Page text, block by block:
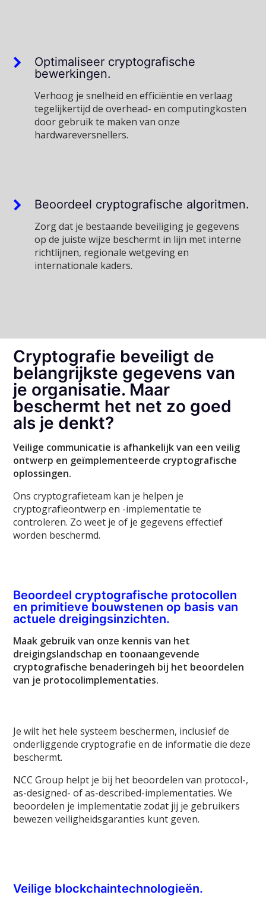
Optimaliseer cryptografische
bewerkingen.
Verhoog je snelheid en efficiëntie en verlaag
tegelijkertijd de overhead- en computingkosten
door gebruik te maken van onze
hardwareversnellers.
Beoordeel cryptografische algoritmen.
Zorg dat je bestaande beveiliging je gegevens
op de juiste wijze beschermt in lijn met interne
richtlijnen, regionale wetgeving en
internationale kaders.
Cryptografie beveiligt de
belangrijkste gegevens van
je organisatie. Maar
beschermt het net zo goed
als je denkt?
Veilige communicatie is afhankelijk van een veilig
ontwerp en geïmplementeerde cryptografische
oplossingen.
Ons cryptografieteam kan je helpen je
cryptografieontwerp en -implementatie te
controleren. Zo weet je of je gegevens effectief
worden beschermd.
Beoordeel cryptografische protocollen
en primitieve bouwstenen op basis van
actuele dreigingsinzichten.
Maak gebruik van onze kennis van het
dreigingslandschap en toonaangevende
cryptografische benaderingeh bij het beoordelen
van je protocolimplementaties.
Je wilt het hele systeem beschermen, inclusief de
onderliggende cryptografie en de informatie die deze
beschermt.
NCC Group helpt je bij het beoordelen van protocol-,
as-designed- of as-described-implementaties. We
beoordelen je implementatie zodat jij je gebruikers
bewezen veiligheidsgaranties kunt geven.
Veilige blockchaintechnologieën.